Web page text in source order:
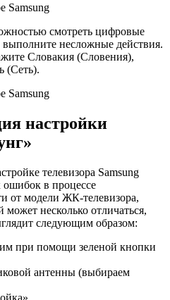
смотреть цифровые
несложные действия.
Словакия (Словения),
(Сеть).
настройки
телевизора Samsung
в процессе
от модели ЖК-телевизора,
может несколько отличаться,
следующим образом:
при помощи зеленой кнопки
антенны (выбираем